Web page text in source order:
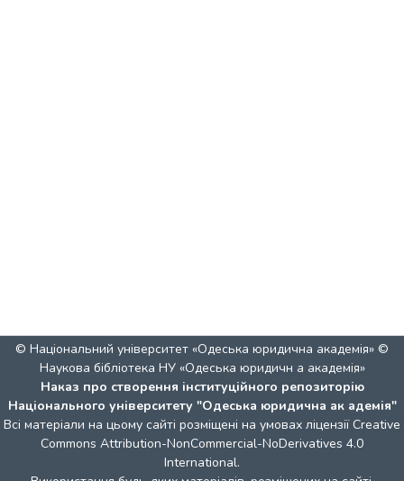
© Національний університет «Одеська юридична академія» ©
Наукова бібліотека НУ «Одеська юридичн а академія»
Наказ про створення інституційного репозиторію
Національного університету "Одеська юридична ак адемія"
Всі матеріали на цьому сайті розміщені на умовах ліцензії Creative
Commons Attribution-NonCommercial-NoDerivatives 4.0
International.